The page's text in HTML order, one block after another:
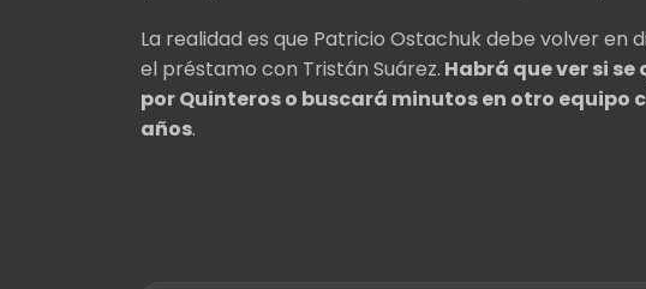
La realidad es que Patricio Ostachuk debe volver en
el préstamo con Tristán Suárez. Habrá que ver si
por Quinteros o buscará minutos en otro equipo
años.